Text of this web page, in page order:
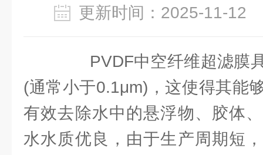
更新时间：2025-11-
PVDF中空纤维超滤膜
(通常小于0.1μm)，这使得其能
有效去除水中的悬浮物、胶体
水水质优良，由于生产周期短